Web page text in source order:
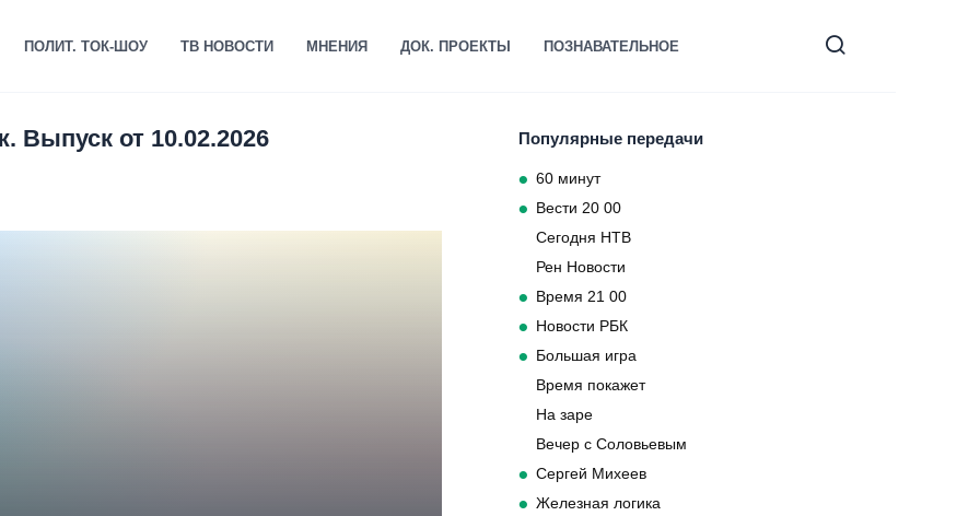
ПОЛИТ. ТОК-ШОУ ТВ НОВОСТИ МНЕНИЯ ДОК. ПРОЕКТЫ ПОЗНАВАТЕЛЬНОЕ
Выпуск от 10.02.2026 Популярные передачи
60 минут
Вести 20 00
Сегодня НТВ
Рен Новости
Время 21 00
Новости РБК
Большая игра
Время покажет
На заре
Вечер с Соловьевым
Сергей Михеев
Железная логика